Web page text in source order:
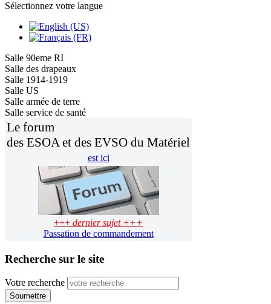
Sélectionnez votre langue
Salle 90eme RI
Salle des drapeaux
Salle 1914-1919
Salle US
Salle armée de terre
Salle service de santé
Le forum
des ESOA et des EVSO du Matériel
est ici
+++ dernier sujet +++
Passation de commandement
Recherche sur le site
Votre recherche
Soumettre